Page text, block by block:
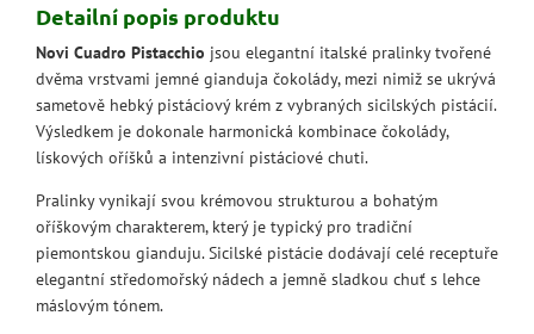
Detailní popis produktu
Novi Cuadro Pistacchio jsou elegantní italské pralinky tvořené
dvěma vrstvami jemné gianduja čokolády, mezi nimiž se ukrývá
sametově hebký pistáciový krém z vybraných sicilských pistácií.
Výsledkem je dokonale harmonická kombinace čokolády,
lískových oříšků a intenzivní pistáciové chuti.
Pralinky vynikají svou krémovou strukturou a bohatým
oříškovým charakterem, který je typický pro tradiční
piemontskou gianduju. Sicilské pistácie dodávají celé receptuře
elegantní středomořský nádech a jemně sladkou chuť s lehce
máslovým tónem.